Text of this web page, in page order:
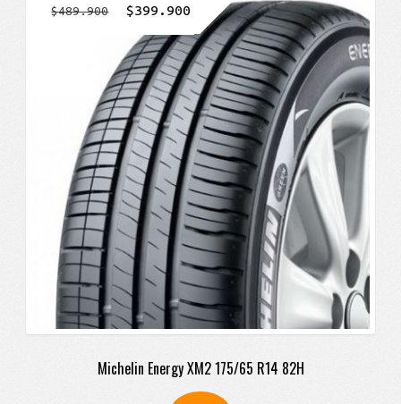
Michelin Energy XM2 175/65 R14 82H
$489.900
El
precio
original
era:
$489.900.
$399.900
precio
actual
es:
$399.900.